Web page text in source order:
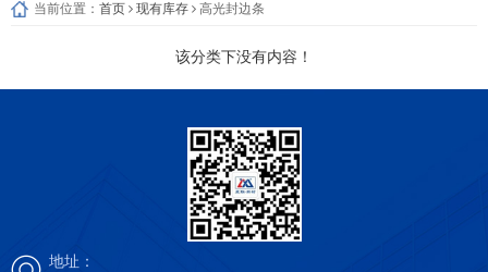
当前位置： 首页 现有库存 高光封边条
该分类下没有内容！
地址：